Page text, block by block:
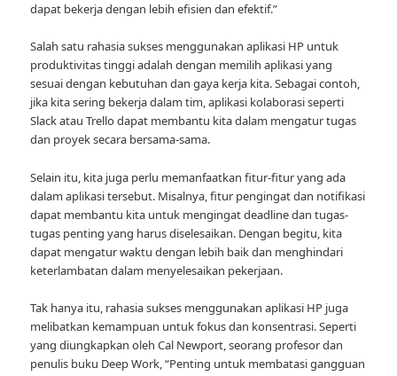
dapat bekerja dengan lebih efisien dan efektif.”
Salah satu rahasia sukses menggunakan aplikasi HP untuk
produktivitas tinggi adalah dengan memilih aplikasi yang
sesuai dengan kebutuhan dan gaya kerja kita. Sebagai contoh,
jika kita sering bekerja dalam tim, aplikasi kolaborasi seperti
Slack atau Trello dapat membantu kita dalam mengatur tugas
dan proyek secara bersama-sama.
Selain itu, kita juga perlu memanfaatkan fitur-fitur yang ada
dalam aplikasi tersebut. Misalnya, fitur pengingat dan notifikasi
dapat membantu kita untuk mengingat deadline dan tugas-
tugas penting yang harus diselesaikan. Dengan begitu, kita
dapat mengatur waktu dengan lebih baik dan menghindari
keterlambatan dalam menyelesaikan pekerjaan.
Tak hanya itu, rahasia sukses menggunakan aplikasi HP juga
melibatkan kemampuan untuk fokus dan konsentrasi. Seperti
yang diungkapkan oleh Cal Newport, seorang profesor dan
penulis buku Deep Work, “Penting untuk membatasi gangguan